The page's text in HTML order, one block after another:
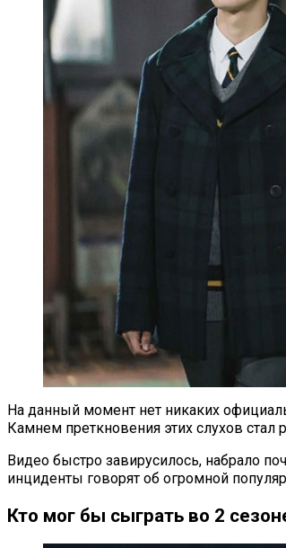
На данный момент нет никаких
Камнем преткновения этих слухов стал
Видео быстро завирусилось, набрало
инциденты говорят об огромной
Кто мог бы сыграть во 2